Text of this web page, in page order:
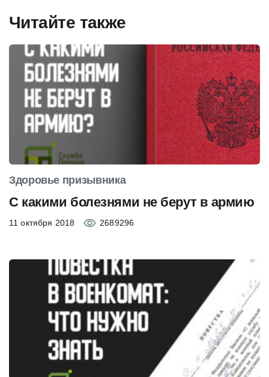
Читайте также
Здоровье призывника
С какими болезнями не берут в армию
11 октября 2018 2689296